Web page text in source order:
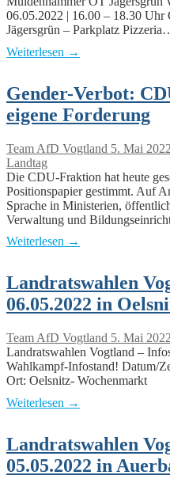
06.05.2022 | 16.00 – 18.30
Jägersgrün – Parkplatz
Weiterlesen →
Gender-Verbot:
eigene Forderung
Team AfD Vogtland 5. Mai 2022
Landtag
Die CDU-Fraktion hat heute
Positionspapier gestimmt. Auf
Sprache in Ministerien,
Verwaltung und
Weiterlesen →
Landratswahlen
06.05.2022 in
Team AfD Vogtland 5. Mai 2022
Landratswahlen Vogtland –
Wahlkampf-Infostand! Datum/
Ort: Oelsnitz- Wochenmarkt
Weiterlesen →
Landratswahlen
05.05.2022 in